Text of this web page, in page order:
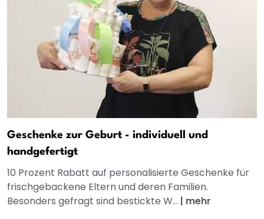
Geschenke zur Geburt - individuell und
handgefertigt
10 Prozent Rabatt auf personalisierte Geschenke für
frischgebackene Eltern und deren Familien.
Besonders gefragt sind bestickte W... | mehr